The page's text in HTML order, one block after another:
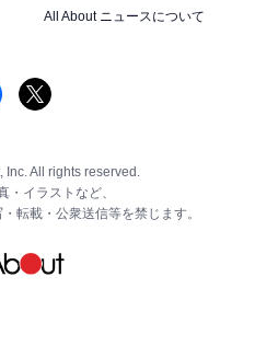
All About ニュースについて
All rights reserved.
・イラストなど、
転載・公衆送信等を禁じます。